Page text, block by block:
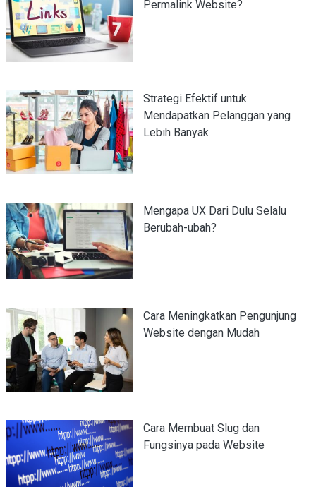
Permalink Website?
Strategi Efektif untuk
Mendapatkan Pelanggan yang
Lebih Banyak
Mengapa UX Dari Dulu Selalu
Berubah-ubah?
Cara Meningkatkan Pengunjung
Website dengan Mudah
Cara Membuat Slug dan
Fungsinya pada Website